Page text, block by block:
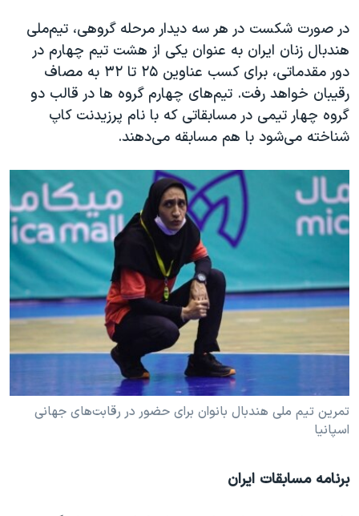
در صورت شکست در هر سه دیدار مرحله گروهی، تیم‌ملی
هندبال زنان ایران به عنوان یکی از هشت تیم‌ چهارم در
دور مقدماتی، برای کسب عناوین ۲۵ تا ۳۲ به مصاف
رقیبان خواهد رفت. تیم‌های چهارم گروه ها در قالب دو
گروه چهار تیمی در مسابقاتی که با نام پرزیدنت کاپ
شناخته می‌شود با هم مسابقه می‌دهند.
تمرین تیم ملی هندبال بانوان برای حضور در رقابت‌های جهانی
اسپانیا
برنامه مسابقات ایران